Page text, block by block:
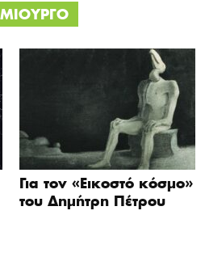
Για τον «Εικοστό κόσμο»
του Δημήτρη Πέτρου